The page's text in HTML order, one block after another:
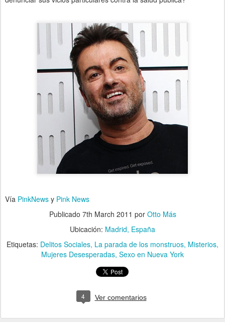
Vía PinkNews y Pink News
Publicado 7th March 2011 por Otto Más
Ubicación: Madrid, España
Etiquetas: Delitos Sociales La parada de los monstruos Misterios
Mujeres Desesperadas Sexo en Nueva York
4 Ver comentarios